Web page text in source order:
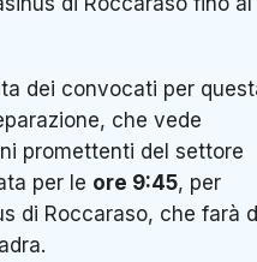
dei convocati per
che vede
promettenti del settore
per le ore 9:45, per
di Roccaraso, che farà